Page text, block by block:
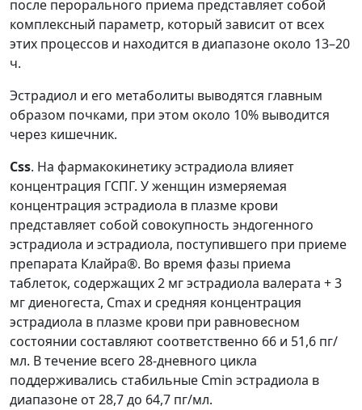
после перорального приема представляет собой
комплексный параметр, который зависит от всех
этих процессов и находится в диапазоне около 13–20
ч.
Эстрадиол и его метаболиты выводятся главным
образом почками, при этом около 10% выводится
через кишечник.
Css. На фармакокинетику эстрадиола влияет
концентрация ГСПГ. У женщин измеряемая
концентрация эстрадиола в плазме крови
представляет собой совокупность эндогенного
эстрадиола и эстрадиола, поступившего при приеме
препарата Клайра®. Во время фазы приема
таблеток, содержащих 2 мг эстрадиола валерата + 3
мг диеногеста, Cmax и средняя концентрация
эстрадиола в плазме крови при равновесном
состоянии составляют соответственно 66 и 51,6 пг/
мл. В течение всего 28-дневного цикла
поддерживались стабильные Cmin эстрадиола в
диапазоне от 28,7 до 64,7 пг/мл.